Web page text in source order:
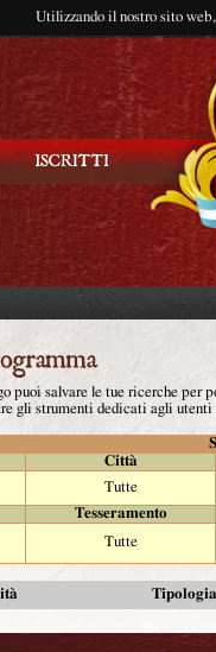
Utilizzando il nostro sito
puoi salvare le tue ricerche per
gli strumenti dedicati agli
Città
Tutte
Tesseramento
Tutte
Tipologia